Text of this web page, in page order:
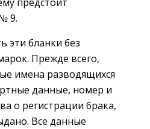
9.
эти бланки без
Прежде всего,
имена разводящихся
данные, номер и
о регистрации брака,
Все данные